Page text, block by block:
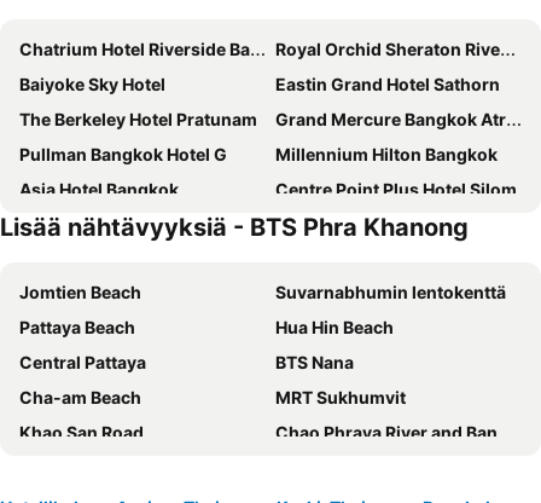
Chatrium Hotel Riverside Bangkok
Royal Orchid Sheraton Riverside Hotel Bangkok
Baiyoke Sky Hotel
Eastin Grand Hotel Sathorn
The Berkeley Hotel Pratunam
Grand Mercure Bangkok Atrium
Pullman Bangkok Hotel G
Millennium Hilton Bangkok
Asia Hotel Bangkok
Centre Point Plus Hotel Silom
Mercure Bangkok Makkasan
Furama Silom Hotel
lebua at State Tower
SO/ Bangkok
Hyatt Regency Bangkok Suvarnabhumi Airport
Grande Centre Point Terminal 21
Centara Grand at Central Plaza Ladprao Bangkok
Amara Bangkok
iSanook Bangkok
Eastin Grand Hotel Phayathai
Holiday Inn Bangkok Silom By Ihg
Hotel Royal Bangkok
Lisää nähtävyyksiä - BTS Phra Khanong
Jomtien Beach
Suvarnabhumin lentokenttä
Pattaya Beach
Hua Hin Beach
Central Pattaya
BTS Nana
Cha-am Beach
MRT Sukhumvit
Khao San Road
Chao Phraya River and Bangkok Waterways Cruise including Wat Arun